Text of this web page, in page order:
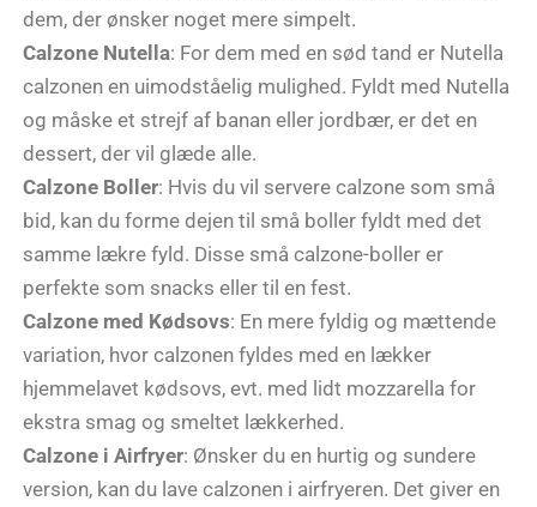
dem, der ønsker noget mere simpelt.
Calzone Nutella: For dem med en sød tand er Nutella
calzonen en uimodståelig mulighed. Fyldt med Nutella
og måske et strejf af banan eller jordbær, er det en
dessert, der vil glæde alle.
Calzone Boller: Hvis du vil servere calzone som små
bid, kan du forme dejen til små boller fyldt med det
samme lækre fyld. Disse små calzone-boller er
perfekte som snacks eller til en fest.
Calzone med Kødsovs: En mere fyldig og mættende
variation, hvor calzonen fyldes med en lækker
hjemmelavet kødsovs, evt. med lidt mozzarella for
ekstra smag og smeltet lækkerhed.
Calzone i Airfryer: Ønsker du en hurtig og sundere
version, kan du lave calzonen i airfryeren. Det giver en